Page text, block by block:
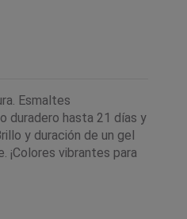
Esmaltes
duradero hasta 21 días y
y duración de un gel
¡Colores vibrantes para